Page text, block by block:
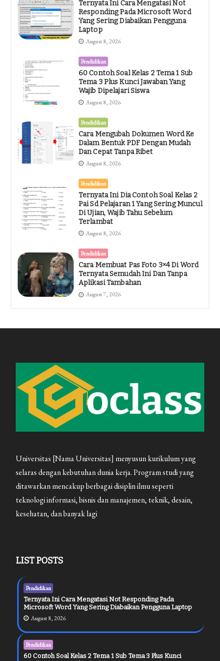
Ternyata Ini Cara Mengatasi Not
Responding Pada Microsoft Word
Yang Sering Diabaikan Pengguna
Laptop
August 8, 2026
Pendidikan
60 Contoh Soal Kelas 2 Tema 1 Sub
Tema 3 Plus Kunci Jawaban Yang
Wajib Dipelajari Siswa
August 8, 2026
Pendidikan
Cara Mengubah Dokumen Word Ke
Dalam Bentuk PDF Dengan Mudah
Dan Cepat Tanpa Ribet
August 8, 2026
Pendidikan
Ternyata Ini Dia Contoh Soal Kelas 2
Pai Sd Pelajaran 1 Yang Sering Muncul
Di Ujian, Wajib Tahu Sebelum
Terlambat
August 8, 2026
Pendidikan
Cara Membuat Pas Foto 3×4 Di Word
Ternyata Semudah Ini Dan Tanpa
Aplikasi Tambahan
August 7, 2026
Universitas [Nama Universitas] menyusun kurikulum yang
selaras dengan kebutuhan dunia kerja. Program studi yang
ditawarkan mencakup berbagai disiplin ilmu seperti
teknologi informasi, bisnis dan manajemen, teknik, desain,
kesehatan, dan banyak lagi
LIST POSTS
Pendidikan
Ternyata Ini Cara Mengatasi Not Responding Pada
Microsoft Word Yang Sering Diabaikan Pengguna Laptop
August 8, 2026
Pendidikan
60 Contoh Soal Kelas 2 Tema 1 Sub Tema 3 Plus Kunci